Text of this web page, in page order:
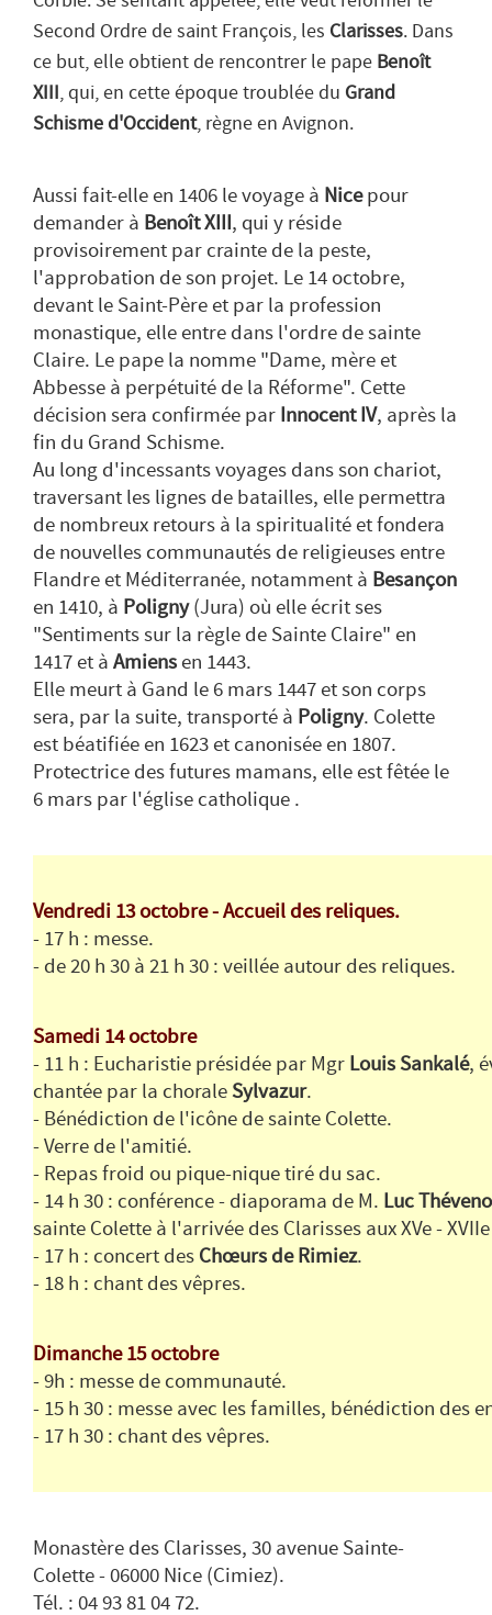
Second Ordre de saint François, les Clarisses. Dans
ce but, elle obtient de rencontrer le pape Benoît
XIII, qui, en cette époque troublée du Grand
Schisme d'Occident, règne en Avignon.
Aussi fait-elle en 1406 le voyage à Nicepour
demander à Benoît XIII, qui y réside
provisoirement par crainte de la peste,
l'approbation de son projet. Le 14 octobre,
devant le Saint-Père et par la profession
monastique, elle entre dans l'ordre de sainte
Claire. Le pape la nomme "Dame, mère et
Abbesse à perpétuité de la Réforme". Cette
décision sera confirmée par Innocent IV, après la
fin du Grand Schisme.
Au long d'incessants voyages dans son chariot,
traversant les lignes de batailles, elle permettra
de nombreux retours à la spiritualité et fondera
de nouvelles communautés de religieuses entre
Flandre et Méditerranée, notamment à Besançon
en 1410, à Poligny(Jura) où elle écrit ses
"Sentiments sur la règle de Sainte Claire" en
1417 et à Amiens en 1443.
Elle meurt à Gand le 6 mars 1447 et son corps
sera, par la suite, transporté à Poligny. Colette
est béatifiée en 1623 et canonisée en 1807.
Protectrice des futures mamans, elle est fêtée le
6 mars par l'église catholique .
Vendredi 13 octobre - Accueil des reliques.
- 17 h : messe.
- de 20 h 30 à 21 h 30 : veillée autour des reliques.
Samedi 14 octobre
- 11 h : Eucharistie présidée par Mgr Louis Sankalé,
chantée par la chorale Sylvazur.
- Bénédiction de l'icône de sainte Colette.
- Verre de l'amitié.
- Repas froid ou pique-nique tiré du sac.
- 14 h 30 : conférence - diaporama de M. Luc
sainte Colette à l'arrivée des Clarisses aux XVe -
- 17 h : concert des Chœurs de Rimiez.
- 18 h : chant des vêpres.
Dimanche 15 octobre
- 9h : messe de communauté.
- 15 h 30 : messe avec les familles, bénédiction des
- 17 h 30 : chant des vêpres.
Monastère des Clarisses, 30 avenue Sainte-
Colette - 06000 Nice (Cimiez).
Tél. : 04 93 81 04 72.